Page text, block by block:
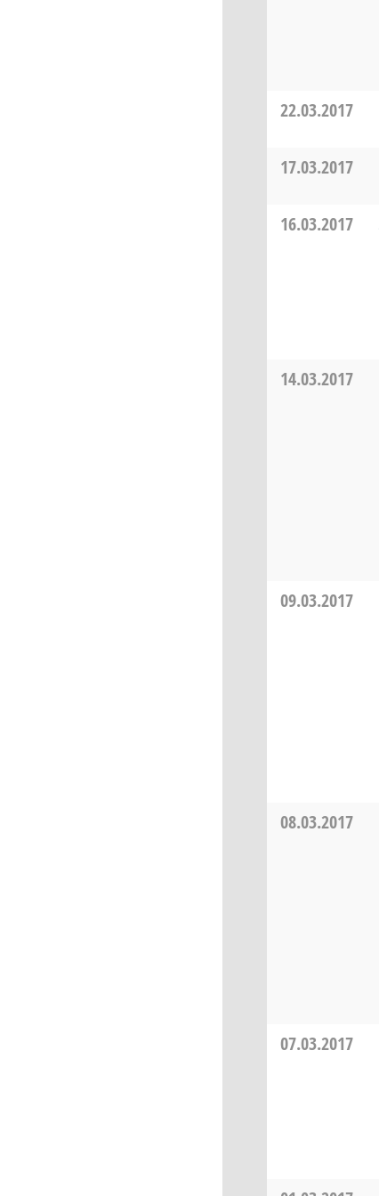
22.03.2017
17.03.2017
16.03.2017
14.03.2017
09.03.2017
08.03.2017
07.03.2017